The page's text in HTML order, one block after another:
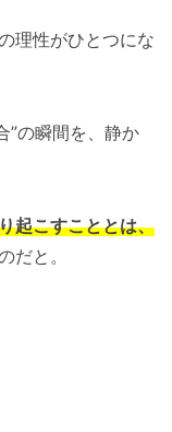
理性がひとつにな
”の瞬間を、静か
起こすこととは、
だと。